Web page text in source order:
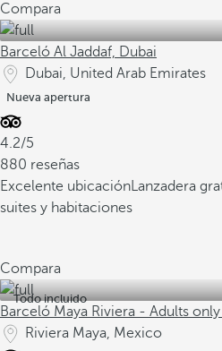
Compara
Barceló Al Jaddaf, Dubai
Dubai, United Arab Emirates
Nueva apertura
4.2/5
880 reseñas
Excelente ubicaciónLanzadera
suites y habitaciones
Compara
Todo incluido
Barceló Maya Riviera - Adults
Riviera Maya, Mexico